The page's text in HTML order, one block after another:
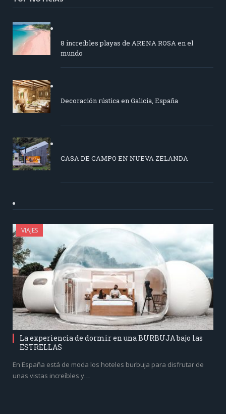
8 increíbles playas de ARENA ROSA en el
mundo
Decoración rústica en Galicia, España
CASA DE CAMPO EN NUEVA ZELANDA
VIAJES
La experiencia de dormir en una BURBUJA bajo las
ESTRELLAS
En España está de moda los hoteles burbuja para disfrutar de
unas vistas increíbles y…